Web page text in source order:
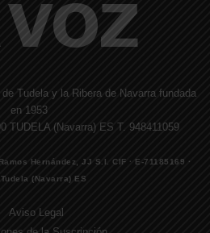
Tudela y la Ribera de Navarra fundada
en 1953
TUDELA (Navarra) ES T. 948411059
Hernández, JJ S.I. CIF · E-71185169 ·
(Navarra) ES
Aviso Legal